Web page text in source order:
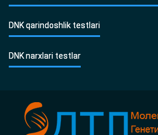
DNK qarindoshlik testlari
DNK narxlari testlar